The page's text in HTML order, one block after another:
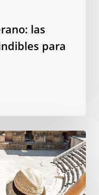
las
para